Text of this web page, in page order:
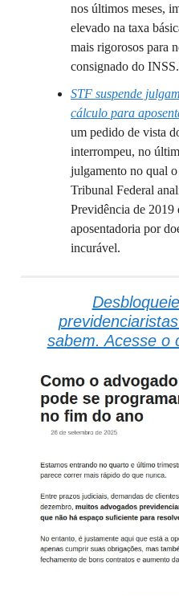
nos últimos meses,
elevado na taxa
mais rigorosos para
consignado do INSS.
STF suspende
cálculo para
um pedido de vista
interrompeu, no
julgamento no qual
Tribunal Federal
Previdência de 2019
aposentadoria por
incurável.
sabem. Acesse o